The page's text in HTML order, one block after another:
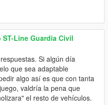
Line Guardia Civil
Si algún día
que sea adaptable
algo así es que con tanta
valdría la pena que
el resto de vehículos.